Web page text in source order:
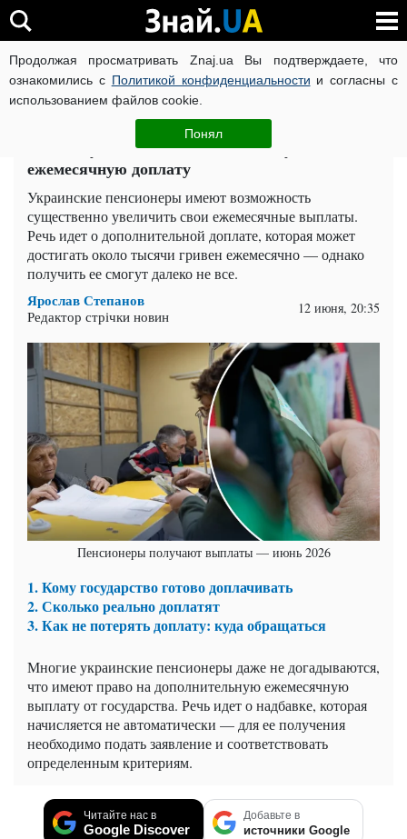
Продолжая просматривать Znaj.ua Вы подтверждаете, что
ознакомились с Политикой конфиденциальности и согласны с
использованием файлов cookie.
Понял
ВОЙНА РОССИИ ПРОТИВ УКРАИНЫ КОРОНАВИРУС В
ЧИТАТИ УКРАЇНСЬКОЮ
Пенсию увеличат не всем: кто получит
ежемесячную доплату
Украинские пенсионеры имеют возможность
существенно увеличить свои ежемесячные выплаты.
Речь идет о дополнительной доплате, которая может
достигать около тысячи гривен ежемесячно — однако
получить ее смогут далеко не все.
Ярослав Степанов
Редактор стрічки новин 12 июня, 20:35
Пенсионеры получают выплаты — июнь 2026
1. Кому государство готово доплачивать
2. Сколько реально доплатят
3. Как не потерять доплату: куда обращаться
Многие украинские пенсионеры даже не догадываются,
что имеют право на дополнительную ежемесячную
выплату от государства. Речь идет о надбавке, которая
начисляется не автоматически — для ее получения
необходимо подать заявление и соответствовать
определенным критериям.
Читайте нас в
Google Discover
Добавьте в
источники Google